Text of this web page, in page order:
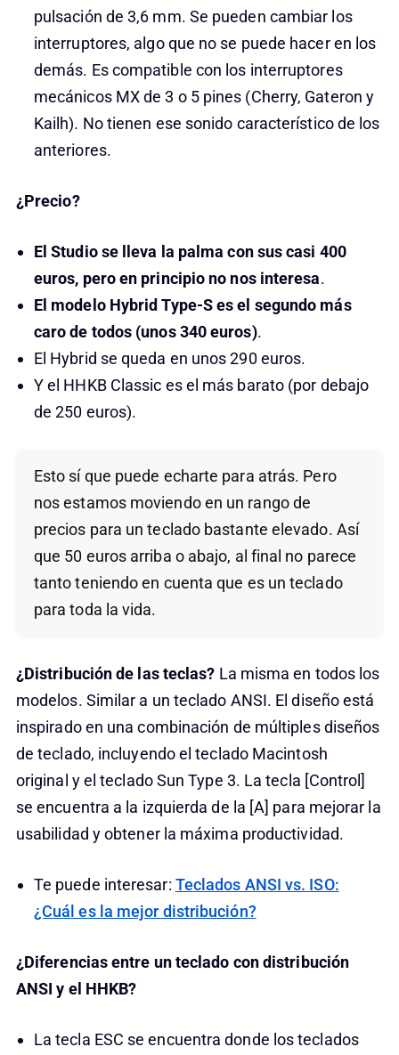
pulsación de 3,6 mm. Se pueden cambiar los
interruptores, algo que no se puede hacer en los
demás. Es compatible con los interruptores
mecánicos MX de 3 o 5 pines (Cherry, Gateron y
Kailh). No tienen ese sonido característico de los
anteriores.
¿Precio?
El Studio se lleva la palma con sus casi 400
euros, pero en principio no nos interesa.
El modelo Hybrid Type-S es el segundo más
caro de todos (unos 340 euros).
El Hybrid se queda en unos 290 euros.
Y el HHKB Classic es el más barato (por debajo
de 250 euros).
Esto sí que puede echarte para atrás. Pero
nos estamos moviendo en un rango de
precios para un teclado bastante elevado. Así
que 50 euros arriba o abajo, al final no parece
tanto teniendo en cuenta que es un teclado
para toda la vida.
¿Distribución de las teclas? La misma en todos los
modelos. Similar a un teclado ANSI. El diseño está
inspirado en una combinación de múltiples diseños
de teclado, incluyendo el teclado Macintosh
original y el teclado Sun Type 3. La tecla [Control]
se encuentra a la izquierda de la [A] para mejorar la
usabilidad y obtener la máxima productividad.
Te puede interesar: Teclados ANSI vs. ISO:
¿Cuál es la mejor distribución?
¿Diferencias entre un teclado con distribución
ANSI y el HHKB?
La tecla ESC se encuentra donde los teclados